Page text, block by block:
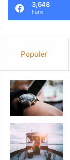
3,648
Fans
Populer